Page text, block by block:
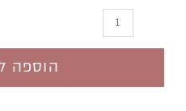
הוספה